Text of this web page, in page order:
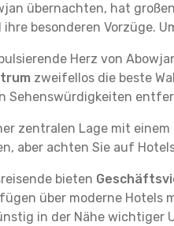
übernachten, hat
besonderen Vorzüge.
Herz von
zweifellos die beste
Sehenswürdigkeiten
zentralen Lage mit
aber achten Sie auf
bieten
über moderne
in der Nähe wichtiger